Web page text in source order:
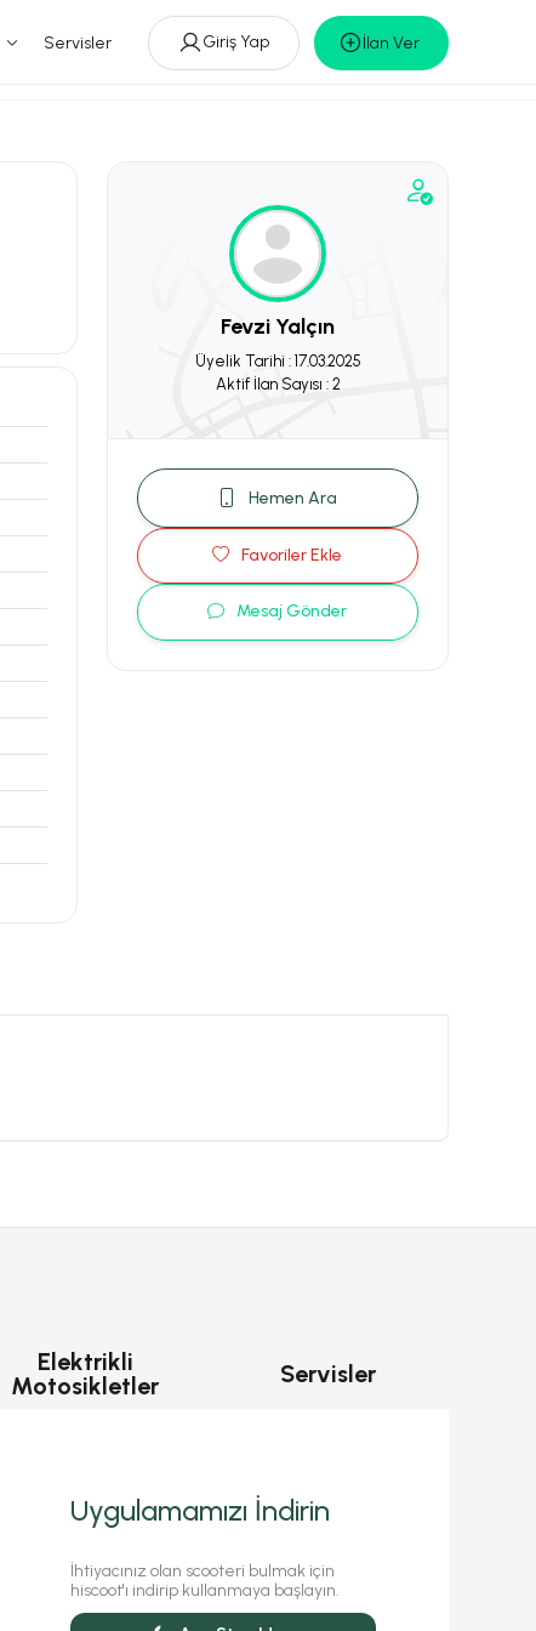
Servisler Giriş Yap İlan Ver
Fevzi Yalçın
Üyelik Tarihi : 17.03.2025
Aktif İlan Sayısı : 2
Hemen Ara
Favoriler Ekle
Mesaj Gönder
Elektrikli
Motosikletler
Servisler
Uygulamamızı İndirin
İhtiyacınız olan scooteri bulmak için
hiscoot'ı indirip kullanmaya başlayın.